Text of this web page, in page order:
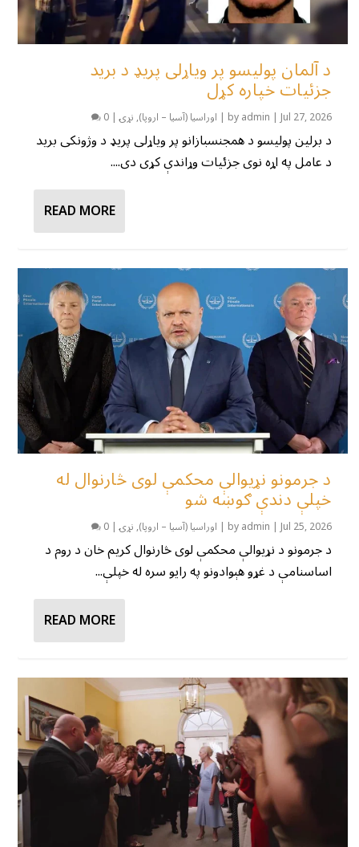
د آلمان پولیسو پر ویاړلی پریډ د برید
جزئیات خپاره کړل
byadmin |Jul 27, 2026
| اوراسیا (آسیا – اروپا),نړۍ|
0
د برلین پولیسو د همجنسبازانو پر ویاړلی پریډ د وژونکی برید
د عامل په اړه نوی جزئیات وړاندې کړی دی....
READ MORE
د جرمونو نړیوالې محکمې لوی څارنوال له
خپلې دندې ګوښه شو
byadmin |Jul 25, 2026
| اوراسیا (آسیا – اروپا),نړۍ|
0
د جرمونو د نړیوالې محکمې لوی څارنوال کریم خان د روم د
اساسنامې د غړو هېوادونو په رایو سره له خپلې...
READ MORE